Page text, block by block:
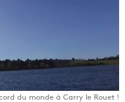
du monde à Carry le Rouet !